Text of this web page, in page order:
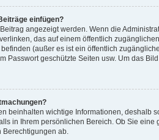
einfügen?
angezeigt werden. Wenn die
das auf einem öffentlich
(außer es ist ein öffentlich
Passwort geschützte Seiten usw. Um das
beinhalten wichtige Informationen, deshalb
in Ihrem persönlichen Bereich. Ob Sie
Berechtigungen ab.